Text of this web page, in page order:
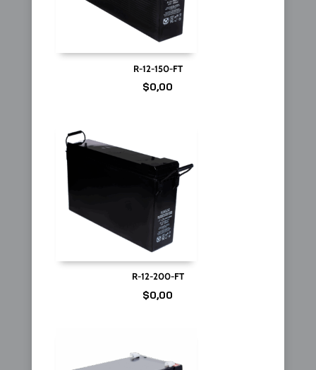
R-12-150-FT
$0,00
R-12-200-FT
$0,00